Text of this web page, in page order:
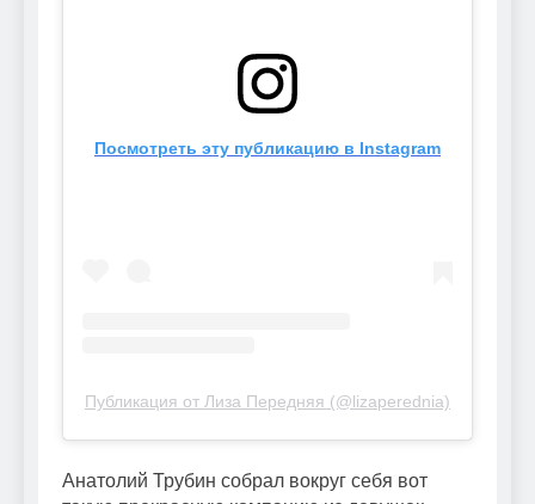
Посмотреть эту публикацию в Instagram
Публикация от Лиза Передняя (@lizaperednia)
Анатолий Трубин собрал вокруг себя вот